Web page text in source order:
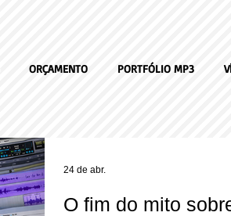
ORÇAMENTO PORTFÓLIO MP3
O fim do mito
24 de abr.